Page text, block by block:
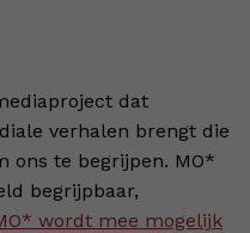
dat
verhalen brengt die
ons te begrijpen. MO*
begrijpbaar,
wordt mee mogelijk